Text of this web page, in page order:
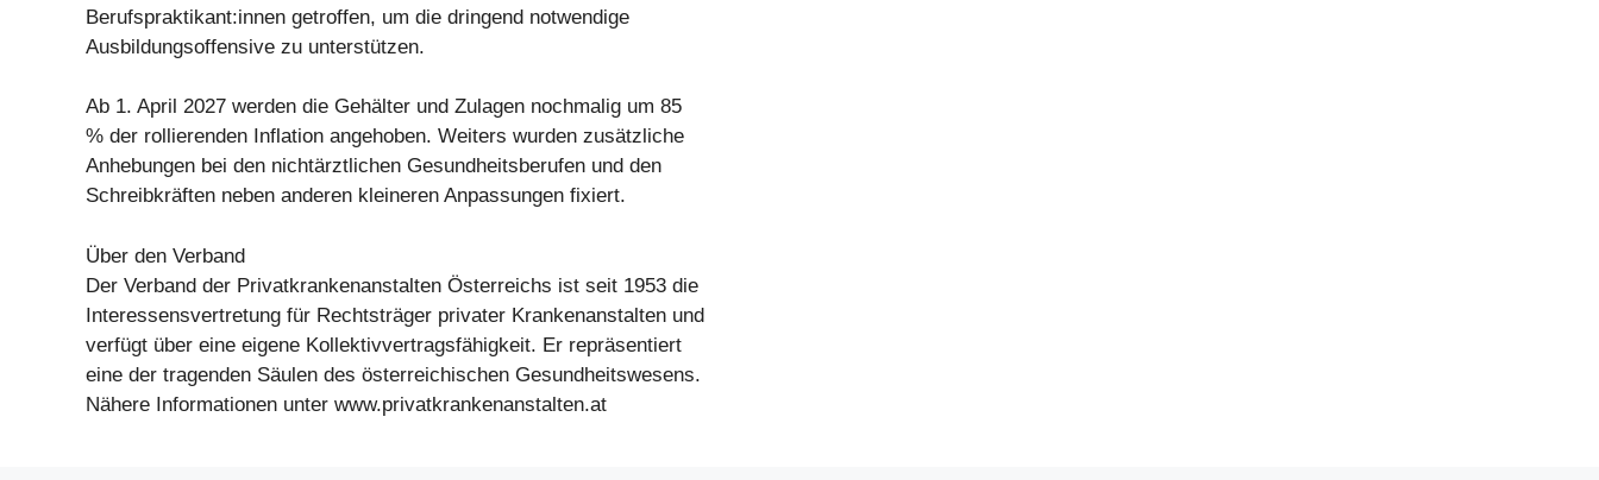
Berufspraktikant:innen getroffen, um die dringend notwendige
Ausbildungsoffensive zu unterstützen.
Ab 1. April 2027 werden die Gehälter und Zulagen nochmalig um 85
% der rollierenden Inflation angehoben. Weiters wurden zusätzliche
Anhebungen bei den nichtärztlichen Gesundheitsberufen und den
Schreibkräften neben anderen kleineren Anpassungen fixiert.
Über den Verband
Der Verband der Privatkrankenanstalten Österreichs ist seit 1953 die
Interessensvertretung für Rechtsträger privater Krankenanstalten und
verfügt über eine eigene Kollektivvertragsfähigkeit. Er repräsentiert
eine der tragenden Säulen des österreichischen Gesundheitswesens.
Nähere Informationen unter www.privatkrankenanstalten.at